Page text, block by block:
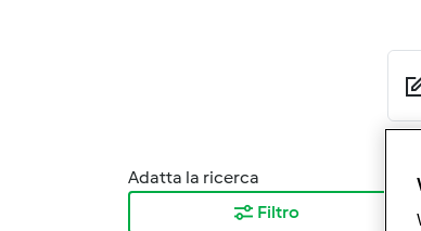
Adatta la ricerca
Filtro